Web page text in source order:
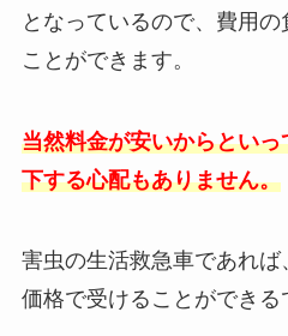
となっているので、費用
ことができます。
当然料金が安いからとい
下する心配もありません。
害虫の生活救急車であれ
価格で受けることができる